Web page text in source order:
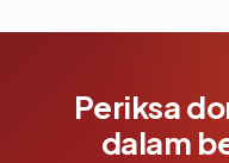
Periksa
dalam